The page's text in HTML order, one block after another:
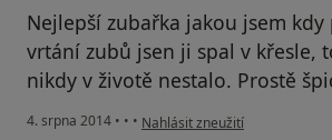
Nejlepší zubařka jakou jsem kdy
vrtání zubů jsen ji spal v křesle,
nikdy v životě nestalo. Prostě
4. srpna 2014 • • • podle názoru uživatele Váš
Nahlásit zneužití